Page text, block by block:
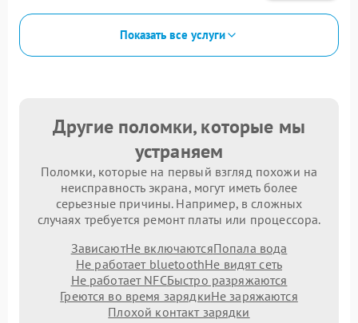
Показать все услуги
Другие поломки, которые мы
устраняем
Поломки, которые на первый взгляд похожи на
неисправность экрана, могут иметь более
серьезные причины. Например, в сложных
случаях требуется ремонт платы или процессора.
ЗависаютНе включаютсяПопала вода
Не работает bluetoothНе видят сеть
Не работает NFCБыстро разряжаются
Греются во время зарядкиНе заряжаются
Плохой контакт зарядки